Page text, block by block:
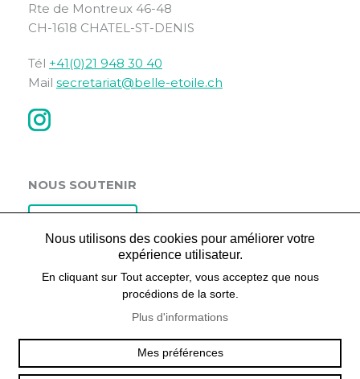
Rte de Montreux 46-48
CH-1618 CHATEL-ST-DENIS
Tél +41(0)21 948 30 40
Mail secretariat@belle-etoile.ch
NOUS SOUTENIR
LIENS RAPIDES
Postes vacants Actualités
Nous utilisons des cookies pour améliorer votre
expérience utilisateur.
En cliquant sur Tout accepter, vous acceptez que nous
procédions de la sorte.
Plus d'informations
Mes préférences